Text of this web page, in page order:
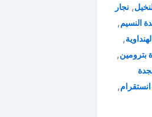
, نجار
النسيم,
,
بترومين,
,